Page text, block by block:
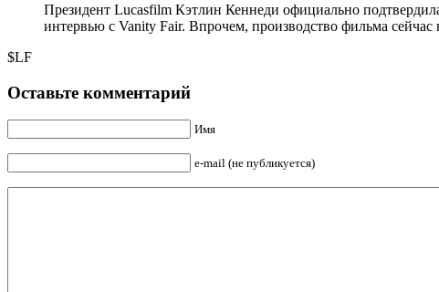
Президент Lucasfilm Кэтлин Кеннеди официально
интервью с Vanity Fair. Впрочем, производство фильма сейчас
$LF
Оставьте комментарий
Имя
e-mail (не публикуется)